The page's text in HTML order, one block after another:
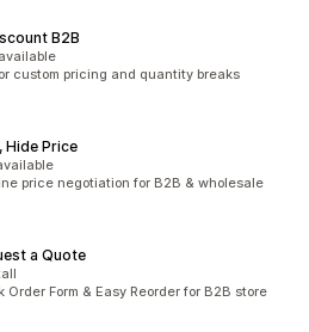
B2B
custom pricing and quantity breaks
Hide Price
price negotiation for B2B & wholesale
a Quote
Order Form & Easy Reorder for B2B store